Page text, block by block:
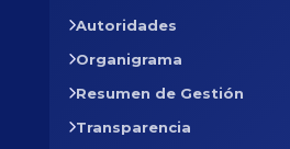
Autoridades
Organigrama
Resumen de Gestión
Transparencia